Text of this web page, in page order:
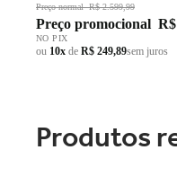
Fundido Dupla Chama
Preço normalR$ 2.599,99
Preço promocional
NO PIX
ou 10x de R$ 249,89sem juros
Produtos